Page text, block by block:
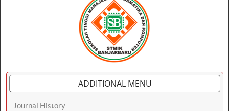
ADDITIONAL MENU
Journal History